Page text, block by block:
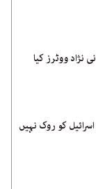
نژاد ووٹرز کیا
کو روک نہیں